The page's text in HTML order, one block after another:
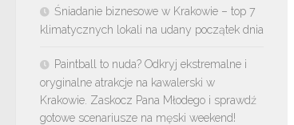
Śniadanie biznesowe w Krakowie – top 7
klimatycznych lokali na udany początek dnia
Paintball to nuda? Odkryj ekstremalne i
oryginalne atrakcje na kawalerski w
Krakowie. Zaskocz Pana Młodego i sprawdź
gotowe scenariusze na męski weekend!